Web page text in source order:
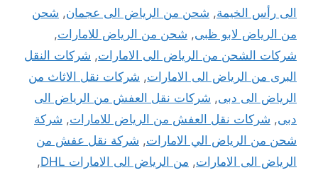
الى رأس الخيمة, شحن من الرياض الى عجمان, شحن
من الرياض لابو ظبى, شحن من الرياض للامارات,
شركات الشحن من الرياض الى الامارات, شركات النقل
البرى من الرياض الى الامارات, شركات نقل الاثاث من
الرياض الى دبى, شركات نقل العفش من الرياض الى
دبى, شركات نقل العفش من الرياض للامارات, شركة
شحن من الرياض الي الامارات, شركة نقل عفش من
الرياض الى الامارات, من الرياض الى الامارات DHL
,